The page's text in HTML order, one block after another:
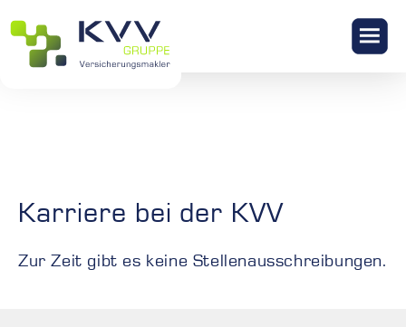
Karriere bei der KVV
Zur Zeit gibt es keine Stellenausschreibungen.